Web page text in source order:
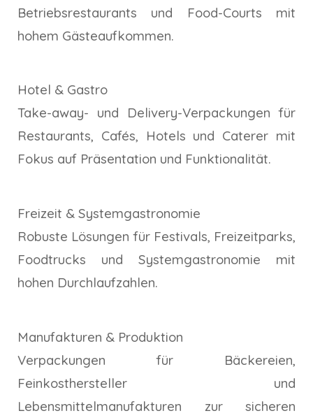
Betriebsrestaurants und Food-Courts mit
hohem Gästeaufkommen.
Hotel & Gastro
Take-away- und Delivery-Verpackungen für
Restaurants, Cafés, Hotels und Caterer mit
Fokus auf Präsentation und Funktionalität.
Freizeit & Systemgastronomie
Robuste Lösungen für Festivals, Freizeitparks,
Foodtrucks und Systemgastronomie mit
hohen Durchlaufzahlen.
Manufakturen & Produktion
Verpackungen für Bäckereien,
Feinkosthersteller und
Lebensmittelmanufakturen zur sicheren